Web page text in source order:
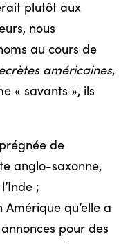
plutôt aux
nous
au cours de
américaines,
« savants », ils
de
anglo-saxonne,
;
Amérique qu’elle a
pour des